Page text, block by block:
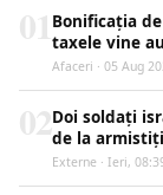
Bonificația
taxele vine
Afaceri · 05 Aug
Doi soldați
de la
Externe · Ieri,